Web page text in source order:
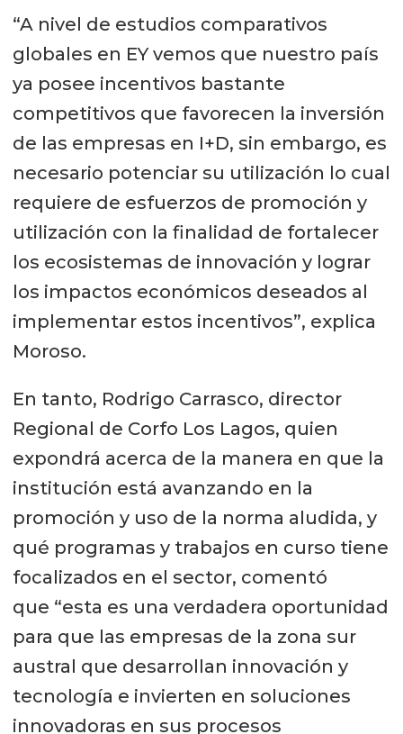
“A nivel de estudios comparativos
globales en EY vemos que nuestro país
ya posee incentivos bastante
competitivos que favorecen la inversión
de las empresas en I+D, sin embargo, es
necesario potenciar su utilización lo cual
requiere de esfuerzos de promoción y
utilización con la finalidad de fortalecer
los ecosistemas de innovación y lograr
los impactos económicos deseados al
implementar estos incentivos”, explica
Moroso.
En tanto, Rodrigo Carrasco, director
Regional de Corfo Los Lagos, quien
expondrá acerca de la manera en que la
institución está avanzando en la
promoción y uso de la norma aludida, y
qué programas y trabajos en curso tiene
focalizados en el sector, comentó
que “esta es una verdadera oportunidad
para que las empresas de la zona sur
austral que desarrollan innovación y
tecnología e invierten en soluciones
innovadoras en sus procesos